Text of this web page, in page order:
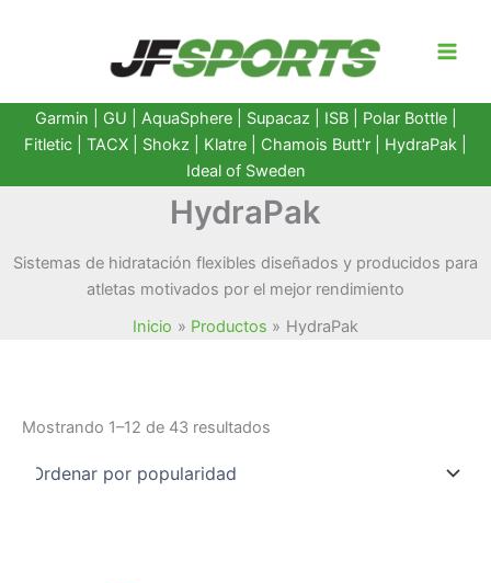
Garmin GU AquaSphere| Supacaz | ISB | Polar Bottle|
Fitletic
TACX Shokz Klatre Chamois Butt'r HydraPak
Ideal of Sweden
HydraPak
Sistemas de hidratación flexibles diseñados y producidos para
atletas motivados por el mejor rendimiento
Inicio
Productos HydraPak
Mostrando 1–12 de 43 resultados